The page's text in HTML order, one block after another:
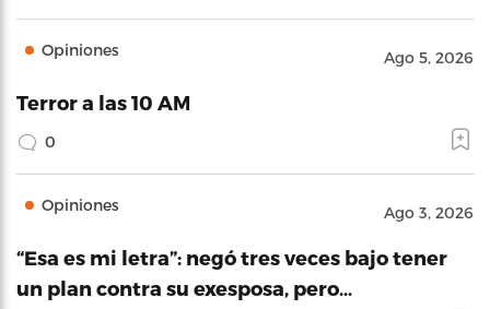
Opiniones Ago 5, 2026
Terror a las 10 AM
0
Opiniones Ago 3, 2026
“Esa es mi letra”: negó tres veces bajo tener
un plan contra su exesposa, pero…